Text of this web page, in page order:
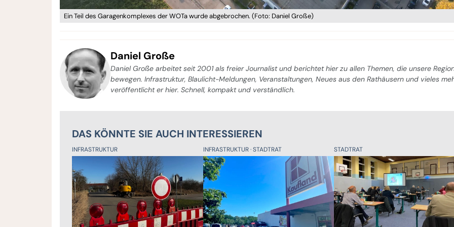
Ein Teil des Garagenkomplexes der WOTa wurde abgebrochen. (Foto: Daniel Große)
Daniel Große
Daniel Große arbeitet seit 2001 als freier Journalist und berichtet hier zu allen Themen, die unsere
bewegen. Infrastruktur, Blaulicht-Meldungen, Veranstaltungen, Neues aus den Rathäusern und vieles
veröffentlicht er hier. Schnell, kompakt und verständlich.
DAS KÖNNTE SIE AUCH INTERESSIEREN
INFRASTRUKTUR INFRASTRUKTUR STADTRAT STADTRAT